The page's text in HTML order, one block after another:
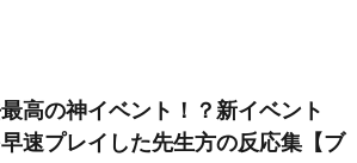
高の神イベント！？新イベント
速プレイした先生方の反応集【ブ